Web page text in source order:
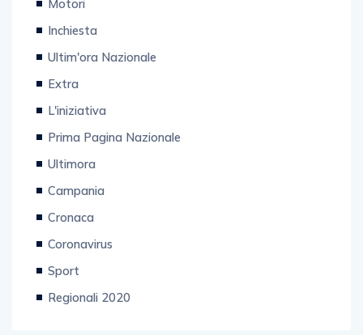
Motori
Inchiesta
Ultim'ora Nazionale
Extra
L'iniziativa
Prima Pagina Nazionale
Ultimora
Campania
Cronaca
Coronavirus
Sport
Regionali 2020